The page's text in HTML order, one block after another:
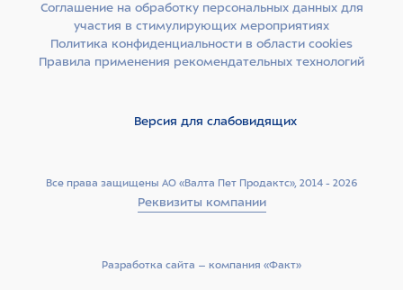
Все права защищены АО «Валта Пет Продактс», 2014 - 2026
Реквизиты компании
Соглашение на обработку персональных данных для
участия в стимулирующих мероприятиях
Политика конфиденциальности в области cookies
Правила применения рекомендательных технологий
Версия для слабовидящих
Разработка сайта –­ компания «Факт»